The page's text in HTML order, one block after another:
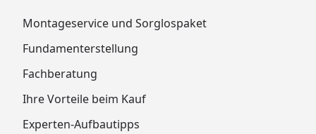
Montageservice und Sorglospaket
Fundamenterstellung
Fachberatung
Ihre Vorteile beim Kauf
Experten-Aufbautipps